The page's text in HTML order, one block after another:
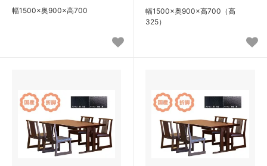
幅1500×奥900×高700
幅1500×奥900×高700（高
325）